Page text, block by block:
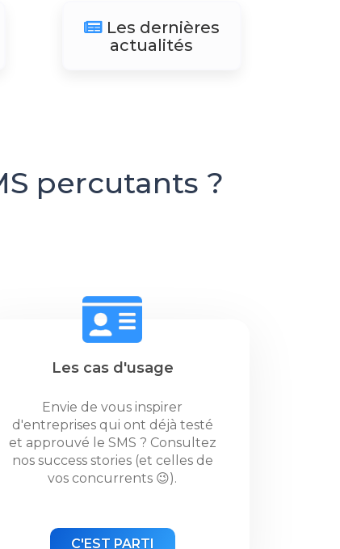
Les dernières
actualités
percutants ?
Les cas d'usage
Envie de vous inspirer
d'entreprises qui ont déjà testé
et approuvé le SMS ? Consultez
nos success stories (et celles de
vos concurrents 😉).
C'EST PARTI